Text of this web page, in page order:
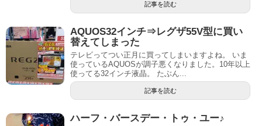
記事を読む
AQUOS32インチ⇒レグザ55V型に買い
替えてしまった
テレビってつい正月に買ってしまいますよね。 いま
使っているAQUOSが調子悪くなりました。10年以上
使ってる32インチ液晶。 たぶん...
記事を読む
ハーフ・バースデー・トゥ・ユー♪